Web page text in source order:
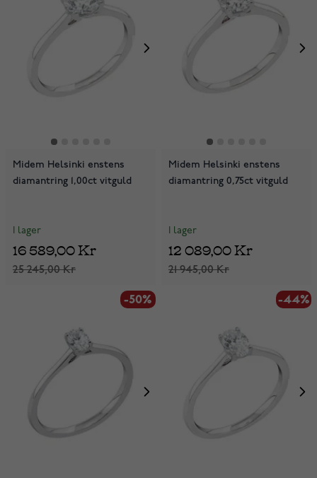
Midem Helsinki enstens
diamantring 1,00ct vitguld
I lager
25 245,00 Kr
16 589,00 Kr
Midem Helsinki enstens
diamantring 0,75ct vitguld
I lager
21 945,00 Kr
12 089,00 Kr
-50% -44%